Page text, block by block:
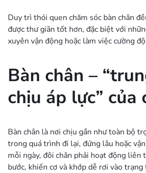
Duy trì thói quen chăm sóc bàn chân
được thư giãn tốt hơn, đặc biệt với
xuyên vận động hoặc làm việc cường
Bàn chân –
chịu áp lực” của
Bàn chân là nơi chịu gần như toàn bộ
trong quá trình đi lại, đứng lâu hoặc
mỗi ngày, đôi chân phải hoạt động liên
bước, khiến cơ và khớp dễ rơi vào